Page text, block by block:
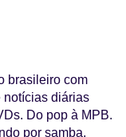
brasileiro com
notícias diárias
Do pop à MPB.
por samba,